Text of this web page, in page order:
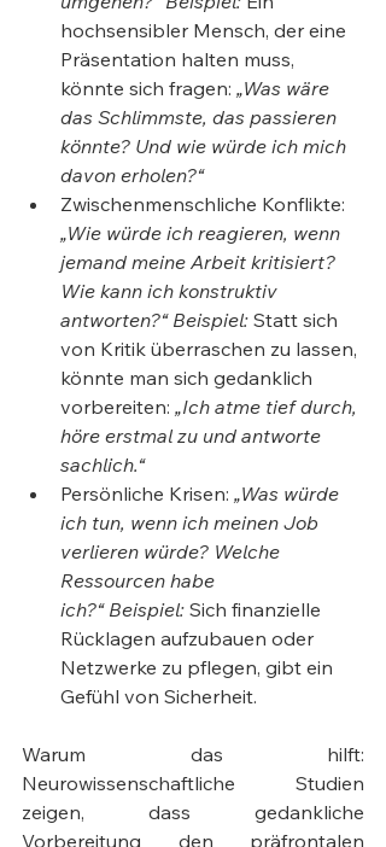
hochsensibler Mensch, der eine
Präsentation halten muss,
könnte sich fragen: „Was wäre
das Schlimmste, das passieren
könnte? Und wie würde ich mich
davon erholen?“
Zwischenmenschliche Konflikte:
„Wie würde ich reagieren, wenn
jemand meine Arbeit kritisiert?
Wie kann ich konstruktiv
antworten?“ Beispiel: Statt sich
von Kritik überraschen zu lassen,
könnte man sich gedanklich
vorbereiten: „Ich atme tief durch,
höre erstmal zu und antworte
sachlich.“
Persönliche Krisen: „Was würde
ich tun, wenn ich meinen Job
verlieren würde? Welche
Ressourcen habe
ich?“ Beispiel: Sich finanzielle
Rücklagen aufzubauen oder
Netzwerke zu pflegen, gibt ein
Gefühl von Sicherheit.
Warum das hilft:
Neurowissenschaftliche Studien
zeigen, dass gedankliche
Vorbereitung den präfrontalen